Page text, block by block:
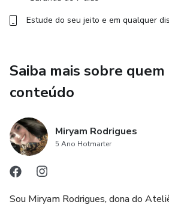
Estude do seu jeito e em qualquer
Saiba mais sobre quem
conteúdo
Miryam Rodrigues
5 Ano Hotmarter
Sou Miryam Rodrigues, dona do